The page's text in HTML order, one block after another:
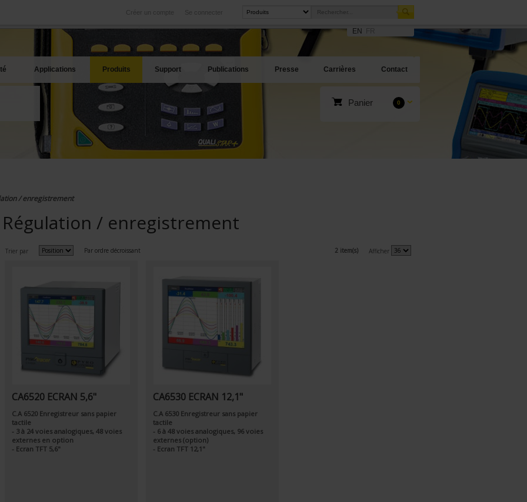
Se connecter
Créer un compte
International
Nos filiales à l'étranger
Nos meilleures offres
EN
Applications Produits Support Publications Presse Carrières Contact
Panier 0
/ enregistrement
Régulation / enregistrement
Trier par Par ordre décroissant 2 item(s) Afficher
CA6520 ECRAN 5,6"
C.A 6520 Enregistreur sans papier
tactile
- 3 à 24 voies analogiques, 48 voies
externes en option
- Ecran TFT 5,6"
CA6530 ECRAN 12,1"
C.A 6530 Enregistreur sans papier
tactile
- 6 à 48 voies analogiques, 96 voies
externes (option)
- Ecran TFT 12,1"